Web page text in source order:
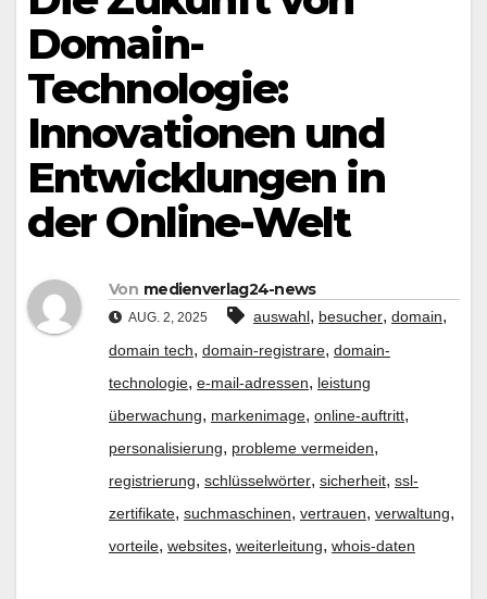
Domain-
Technologie:
Innovationen und
Entwicklungen in
der Online-Welt
Von medienverlag24-news
AUG. 2, 2025 auswahl, besucher, domain,
domain tech, domain-registrare, domain-
technologie, e-mail-adressen, leistung
überwachung, markenimage, online-auftritt,
personalisierung, probleme vermeiden,
registrierung, schlüsselwörter, sicherheit, ssl-
zertifikate, suchmaschinen, vertrauen, verwaltung,
vorteile, websites, weiterleitung, whois-daten